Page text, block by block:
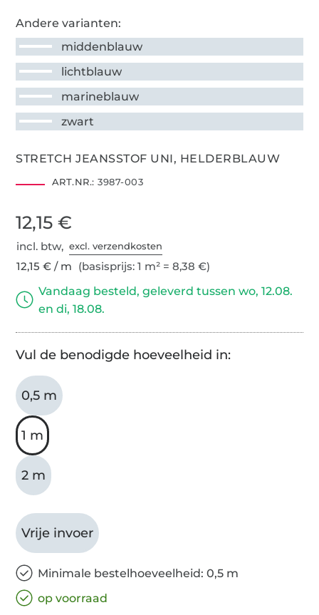
Andere varianten:
middenblauw
lichtblauw
marineblauw
zwart
STRETCH JEANSSTOF UNI, HELDERBLAUW
ART.NR.: 3987-003
12,15 €
incl. btw,excl. verzendkosten
12,15 € / m (basisprijs: 1 m² = 8,38 €)
Vandaag besteld, geleverd tussen wo, 12.08.
en di, 18.08.
Vul de benodigde hoeveelheid in:
0,5 m
1 m
2 m
Vrije invoer
Minimale bestelhoeveelheid: 0,5 m
op voorraad